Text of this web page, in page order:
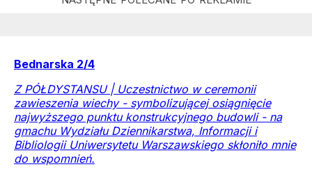
Bednarska 2/4
Z PÓŁDYSTANSU | Uczestnictwo w ceremonii
zawieszenia wiechy - symbolizującej osiągnięcie
najwyższego punktu konstrukcyjnego budowli - na
gmachu Wydziału Dziennikarstwa, Informacji i
Bibliologii Uniwersytetu Warszawskiego skłoniło mnie
do wspomnień.